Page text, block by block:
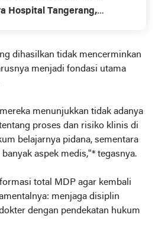
Hospital Tangerang,
dihasilkan tidak mencerminkan
menjadi fondasi utama
menunjukkan tidak adanya
proses dan risiko klinis di
belajarnya pidana, sementara
aspek medis,"* tegasnya.
total MDP agar kembali
menjaga disiplin
dengan pendekatan hukum